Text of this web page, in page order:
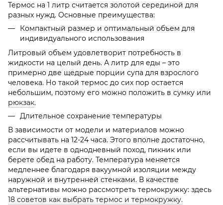
Термос на 1 литр считается золотой серединой для
разных нужд. Основные преимущества:
Компактный размер и оптимальный объем для
индивидуального использования
Литровый объем удовлетворит потребность в
жидкости на целый день. А литр для еды – это
примерно две щедрые порции супа для взрослого
человека. Но такой термос до сих пор остается
небольшим, поэтому его можно положить в сумку или
рюкзак.
Длительное сохранение температуры
В зависимости от модели и материалов можно
рассчитывать на 12-24 часа. Этого вполне достаточно,
если вы идете в однодневный поход, пикник или
берете обед на работу. Температура меняется
медленнее благодаря вакуумной изоляции между
наружной и внутренней стенками. В качестве
альтернативы можно рассмотреть термокружку: здесь
18 советов как выбрать термос и термокружку.